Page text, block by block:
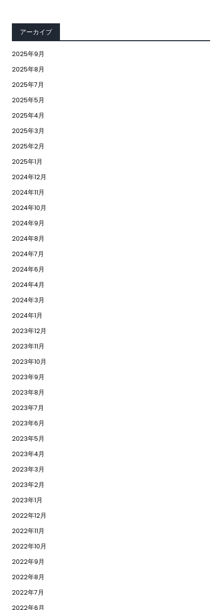
アーカイブ
2025年9月
2025年8月
2025年7月
2025年5月
2025年4月
2025年3月
2025年2月
2025年1月
2024年12月
2024年11月
2024年10月
2024年9月
2024年8月
2024年7月
2024年6月
2024年4月
2024年3月
2024年1月
2023年12月
2023年11月
2023年10月
2023年9月
2023年8月
2023年7月
2023年6月
2023年5月
2023年4月
2023年3月
2023年2月
2023年1月
2022年12月
2022年11月
2022年10月
2022年9月
2022年8月
2022年7月
2022年6月